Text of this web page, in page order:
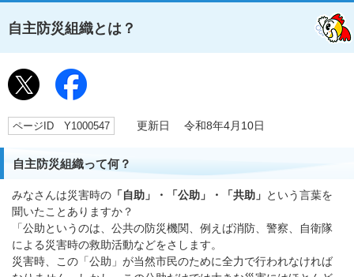
自主防災組織とは？
ページID Y1000547 更新日 令和8年4月10日
自主防災組織って何？
みなさんは災害時の 「自助」・「公助」・「共助」 という言葉を
聞いたことありますか？
「公助というのは、公共の防災機関、例えば消防、警察、自衛隊
による災害時の救助活動などをさします。
災害時、この「公助」が当然市民のために全力で行われなければ